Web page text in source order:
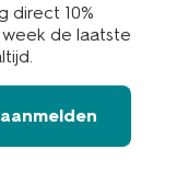
direct 10%
de laatste
aanmelden